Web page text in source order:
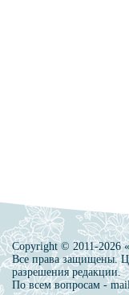
Copyright © 2011-2026 «
Все права защищены.
разрешения редакции.
По всем вопросам -